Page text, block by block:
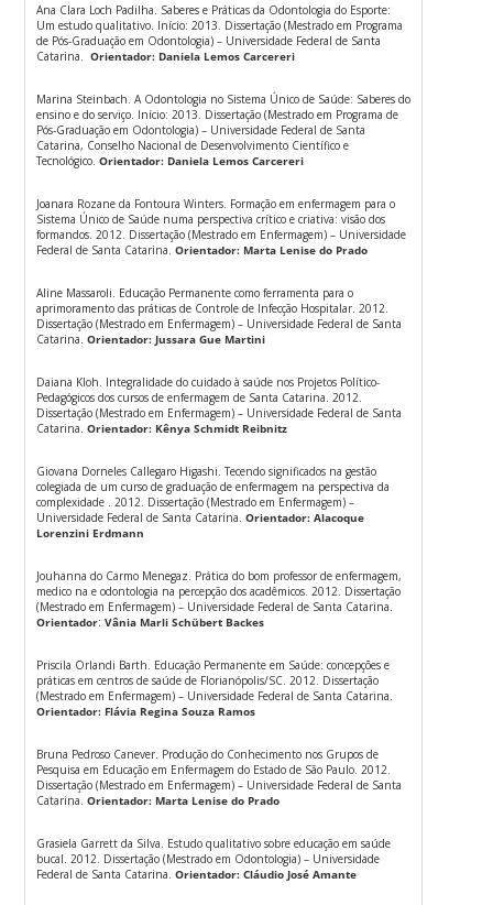
Ana Clara Loch Padilha. Saberes e Práticas da Odontologia do Esporte:
Um estudo qualitativo. Início: 2013. Dissertação (Mestrado em Programa
de Pós-Graduação em Odontologia) – Universidade Federal de Santa
Catarina.
Orientador: Daniela Lemos Carcereri
Marina Steinbach. A Odontologia no Sistema Único de Saúde: Saberes do
ensino e do serviço. Início: 2013. Dissertação (Mestrado em Programa de
Pós-Graduação em Odontologia) – Universidade Federal de Santa
Catarina, Conselho Nacional de Desenvolvimento Científico e
Tecnológico. Orientador: Daniela Lemos Carcereri
Joanara Rozane da Fontoura Winters. Formação em enfermagem para o
Sistema Único de Saúde numa perspectiva crítico e criativa: visão dos
formandos. 2012. Dissertação (Mestrado em Enfermagem) – Universidade
Federal de Santa Catarina.Orientador: Marta Lenise do Prado
Aline Massaroli. Educação Permanente como ferramenta para o
aprimoramento das práticas de Controle de Infecção Hospitalar. 2012.
Dissertação (Mestrado em Enfermagem) – Universidade Federal de Santa
Catarina.Orientador: Jussara Gue Martini
Daiana Kloh. Integralidade do cuidado à saúde nos Projetos Político-
Pedagógicos dos cursos de enfermagem de Santa Catarina. 2012.
Dissertação (Mestrado em Enfermagem) – Universidade Federal de Santa
Catarina.Orientador: Kênya Schmidt Reibnitz
Giovana Dorneles Callegaro Higashi. Tecendo significados na gestão
colegiada de um curso de graduação de enfermagem na perspectiva da
complexidade . 2012. Dissertação (Mestrado em Enfermagem) –
Universidade Federal de Santa Catarina.Orientador: Alacoque
Lorenzini Erdmann
Jouhanna do Carmo Menegaz. Prática do bom professor de enfermagem,
medico na e odontologia na percepção dos acadêmicos. 2012. Dissertação
(Mestrado em Enfermagem) – Universidade Federal de Santa Catarina.
Orientador:Vânia Marli Schübert Backes
Priscila Orlandi Barth. Educação Permanente em Saúde: concepções e
práticas em centros de saúde de Florianópolis/SC. 2012. Dissertação
(Mestrado em Enfermagem) – Universidade Federal de Santa Catarina.
Orientador: Flávia Regina Souza Ramos
Bruna Pedroso Canever. Produção do Conhecimento nos Grupos de
Pesquisa em Educação em Enfermagem do Estado de São Paulo. 2012.
Dissertação (Mestrado em Enfermagem) – Universidade Federal de Santa
Catarina.Orientador: Marta Lenise do Prado
Grasiela Garrett da Silva. Estudo qualitativo sobre educação em saúde
bucal. 2012. Dissertação (Mestrado em Odontologia) – Universidade
Federal de Santa Catarina.Orientador: Cláudio José Amante